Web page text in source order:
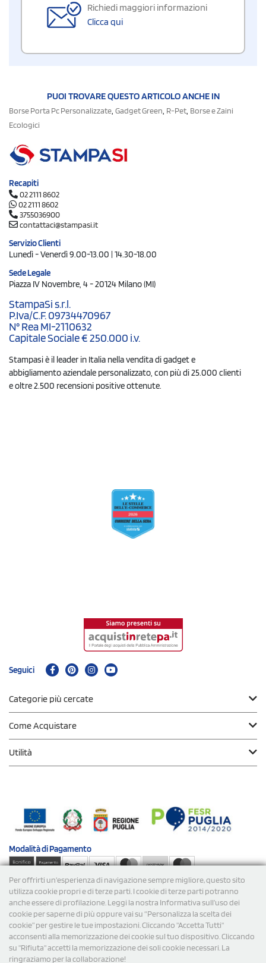
Per offrirti un'esperienza di navigazione sempre migliore, questo sito
utilizza cookie propri e di terze parti. I cookie di terze parti potranno
anche essere di profilazione. Leggi la nostra Informativa sull’uso dei
cookie per saperne di più oppure vai su “Personalizza la scelta dei
cookie” per gestire le tue impostazioni. Cliccando "Accetta Tutti"
acconsenti alla memorizzazione dei cookie sul tuo dispositivo. Cliccando
su "Rifiuta" accetti la memorizzazione dei soli cookie necessari. La
ringraziamo per la collaborazione!
Richiedi maggiori informazioni
Clicca qui
PUOI TROVARE QUESTO ARTICOLO ANCHE IN
Borse Porta Pc Personalizzate, Gadget Green, R-Pet, Borse e Zaini
Ecologici
Recapiti
02 2111 8602
02 2111 8602
3755036900
contattaci@stampasi.it
Servizio Clienti
Lunedì - Venerdì 9.00-13.00 | 14.30-18.00
Sede Legale
Piazza IV Novembre, 4 - 20124 Milano (MI)
StampaSi s.r.l.
P.Iva/C.F. 09734470967
N° Rea MI-2110632
Capitale Sociale € 250.000 i.v.
Stampasi è il leader in Italia nella vendita di gadget e
abbigliamento aziendale personalizzato, con più di 25.000 clienti
e oltre 2.500 recensioni positive ottenute.
Seguici
Categorie più cercate
Come Acquistare
Utilità
Modalità diPagamento
Spedizioni